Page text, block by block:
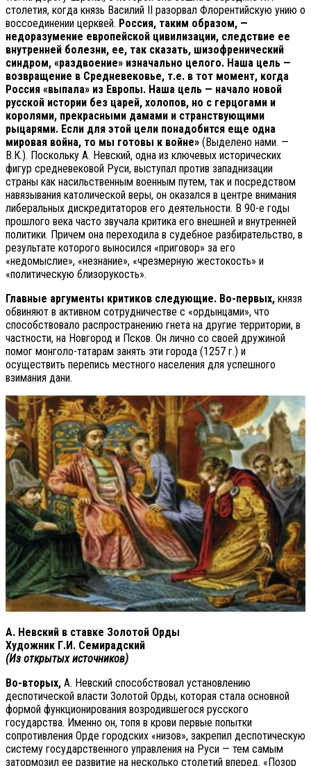
столетия, когда князь Василий II разорвал Флорентийскую унию о
воссоединении церквей. Россия, таким образом, —
недоразумение европейской цивилизации, следствие ее
внутренней болезни, ее, так сказать, шизофренический
синдром, «раздвоение» изначально целого. Наша цель —
возвращение в Средневековье, т.е. в тот момент, когда
Россия «выпала» из Европы. Наша цель — начало новой
русской истории без царей, холопов, но с герцогами и
королями, прекрасными дамами и странствующими
рыцарями. Если для этой цели понадобится еще одна
мировая война, то мы готовы к войне» (Выделено нами. —
В.К.). Поскольку А. Невский, одна из ключевых исторических
фигур средневековой Руси, выступал против западнизации
страны как насильственным военным путем, так и посредством
навязывания католической веры, он оказался в центре внимания
либеральных дискредитаторов его деятельности. В 90-е годы
прошлого века часто звучала критика его внешней и внутренней
политики. Причем она переходила в судебное разбирательство, в
результате которого выносился «приговор» за его
«недомыслие», «незнание», «чрезмерную жестокость» и
«политическую близорукость».
Главные аргументы критиков следующие. Во-первых, князя
обвиняют в активном сотрудничестве с «ордынцами», что
способствовало распространению гнета на другие территории, в
частности, на Новгород и Псков. Он лично со своей дружиной
помог монголо-татарам занять эти города (1257 г.) и
осуществить перепись местного населения для успешного
взимания дани.
А. Невский в ставке Золотой Орды
Художник Г.И. Семирадский
(Из открытых источников)
Во-вторых, А. Невский способствовал установлению
деспотической власти Золотой Орды, которая стала основной
формой функционирования возродившегося русского
государства. Именно он, топя в крови первые попытки
сопротивления Орде городских «низов», закрепил деспотическую
систему государственного управления на Руси — тем самым
затормозил ее развитие на несколько столетий вперед. «Позор